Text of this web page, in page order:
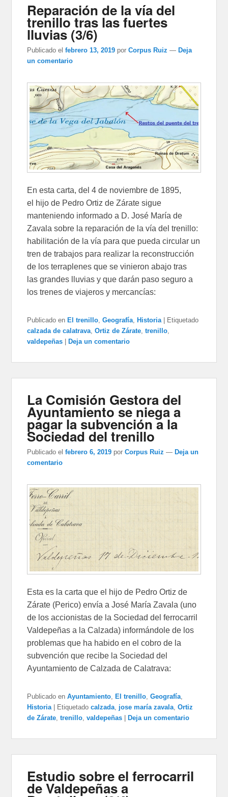
Reparación de la vía del
trenillo tras las fuertes
lluvias (3/6)
Publicado el febrero 13, 2019 porCorpus Ruiz — Deja
un comentario
En esta carta, del 4 de noviembre de 1895,
el hijo de Pedro Ortiz de Zárate sigue
manteniendo informado a D. José María de
Zavala sobre la reparación de la vía del trenillo:
habilitación de la vía para que pueda circular un
tren de trabajos para realizar la reconstrucción
de los terraplenes que se vinieron abajo tras
las grandes lluvias y que darán paso seguro a
los trenes de viajeros y mercancías:
Publicado en El trenillo,Geografía, Historia
Etiquetado
calzada de calatrava,Ortiz de Zárate,trenillo,
valdepeñas
Deja un comentario
La Comisión Gestora del
Ayuntamiento se niega a
pagar la subvención a la
Sociedad del trenillo
Publicado el febrero 6, 2019 porCorpus Ruiz — Deja un
comentario
Esta es la carta que el hijo de Pedro Ortiz de
Zárate (Perico) envía a José María Zavala (uno
de los accionistas de la Sociedad del ferrocarril
Valdepeñas a la Calzada) informándole de los
problemas que ha habido en el cobro de la
subvención que recibe la Sociedad del
Ayuntamiento de Calzada de Calatrava:
Publicado en Ayuntamiento, El trenillo,Geografía,
Historia
Etiquetado calzada, jose maría zavala,Ortiz
de Zárate,trenillo,valdepeñas Deja un comentario
Estudio sobre el ferrocarril
de Valdepeñas a